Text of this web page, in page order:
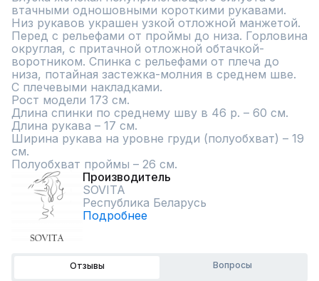
втачными одношовными короткими рукавами.
Низ рукавов украшен узкой отложной манжетой.
Перед с рельефами от проймы до низа. Горловина
округлая, с притачной отложной обтачкой-
воротником. Спинка с рельефами от плеча до
низа, потайная застежка-молния в среднем шве.
С плечевыми накладками.
Рост модели 173 см.
Длина спинки по среднему шву в 46 р. – 60 см.
Длина рукава – 17 см.
Ширина рукава на уровне груди (полуобхват) – 19
см.
Полуобхват проймы – 26 см.
Производитель
SOVITA
Республика Беларусь
Подробнее
Отзывы Вопросы